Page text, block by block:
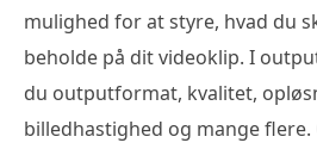
mulighed for at styre, hvad du
beholde på dit videoklip. I
du outputformat, kvalitet,
billedhastighed og mange